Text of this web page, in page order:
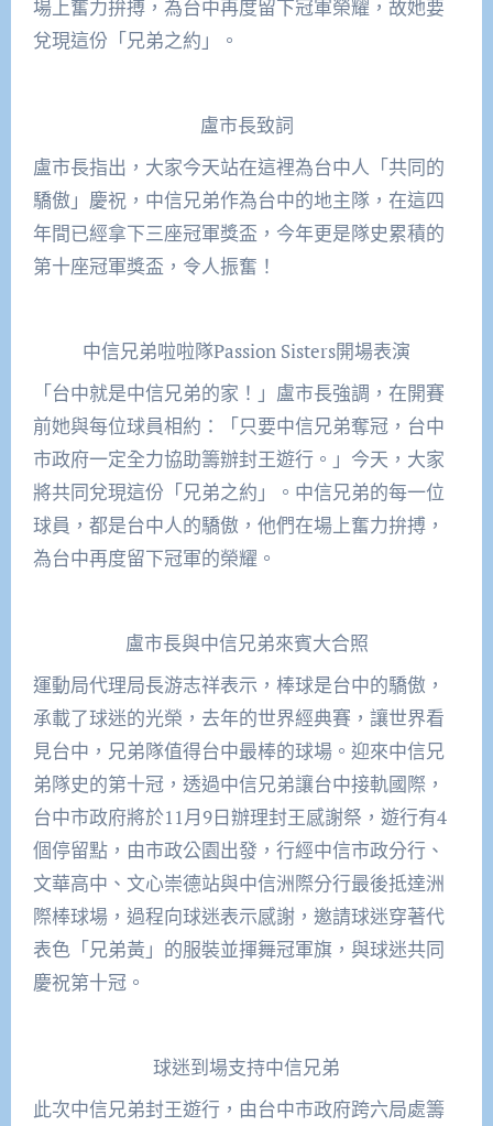
場上奮力拚搏，為台中再度留下冠軍榮耀，故她要
兌現這份「兄弟之約」。
盧市長致詞
盧市長指出，大家今天站在這裡為台中人「共同的
驕傲」慶祝，中信兄弟作為台中的地主隊，在這四
年間已經拿下三座冠軍獎盃，今年更是隊史累積的
第十座冠軍獎盃，令人振奮！
中信兄弟啦啦隊Passion Sisters開場表演
「台中就是中信兄弟的家！」盧市長強調，在開賽
前她與每位球員相約：「只要中信兄弟奪冠，台中
市政府一定全力協助籌辦封王遊行。」今天，大家
將共同兌現這份「兄弟之約」。中信兄弟的每一位
球員，都是台中人的驕傲，他們在場上奮力拚搏，
為台中再度留下冠軍的榮耀。
盧市長與中信兄弟來賓大合照
運動局代理局長游志祥表示，棒球是台中的驕傲，
承載了球迷的光榮，去年的世界經典賽，讓世界看
見台中，兄弟隊值得台中最棒的球場。迎來中信兄
弟隊史的第十冠，透過中信兄弟讓台中接軌國際，
台中市政府將於11月9日辦理封王感謝祭，遊行有4
個停留點，由市政公園出發，行經中信市政分行、
文華高中、文心崇德站與中信洲際分行最後抵達洲
際棒球場，過程向球迷表示感謝，邀請球迷穿著代
表色「兄弟黃」的服裝並揮舞冠軍旗，與球迷共同
慶祝第十冠。
球迷到場支持中信兄弟
此次中信兄弟封王遊行，由台中市政府跨六局處籌